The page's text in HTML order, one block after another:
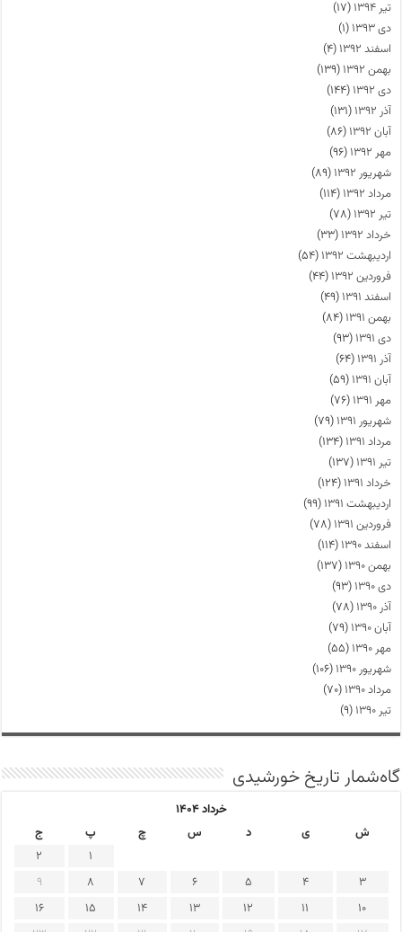
تیر ۱۳۹۴
(۱۷)
دی ۱۳۹۳
(۱)
اسفند ۱۳۹۲
(۴)
بهمن ۱۳۹۲
(۱۳۹)
دی ۱۳۹۲
(۱۴۴)
آذر ۱۳۹۲
(۱۳۱)
آبان ۱۳۹۲
(۸۶)
مهر ۱۳۹۲
(۹۶)
شهریور ۱۳۹۲
(۸۹)
مرداد ۱۳۹۲
(۱۱۴)
تیر ۱۳۹۲
(۷۸)
خرداد ۱۳۹۲
(۳۳)
اردیبهشت ۱۳۹۲
(۵۴)
فروردین ۱۳۹۲
(۴۴)
اسفند ۱۳۹۱
(۴۹)
بهمن ۱۳۹۱
(۸۴)
دی ۱۳۹۱
(۹۳)
آذر ۱۳۹۱
(۶۴)
آبان ۱۳۹۱
(۵۹)
مهر ۱۳۹۱
(۷۶)
شهریور ۱۳۹۱
(۷۹)
مرداد ۱۳۹۱
(۱۳۴)
تیر ۱۳۹۱
(۱۳۷)
خرداد ۱۳۹۱
(۱۲۴)
اردیبهشت ۱۳۹۱
(۹۹)
فروردین ۱۳۹۱
(۷۸)
اسفند ۱۳۹۰
(۱۱۴)
بهمن ۱۳۹۰
(۱۳۷)
دی ۱۳۹۰
(۹۳)
آذر ۱۳۹۰
(۷۸)
آبان ۱۳۹۰
(۷۹)
مهر ۱۳۹۰
(۵۵)
شهریور ۱۳۹۰
(۱۰۶)
مرداد ۱۳۹۰
(۷۰)
تیر ۱۳۹۰
(۹)
گاه‌شمار تاریخ خورشیدی
خرداد ۱۴۰۴
ش
ی د س چ پ
ج
1
2
3
4
5
6
7
8
9
10
11
12
13
14
15
16